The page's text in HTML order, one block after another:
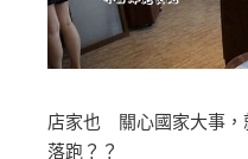
店家也 關心國家大事，
落跑？？